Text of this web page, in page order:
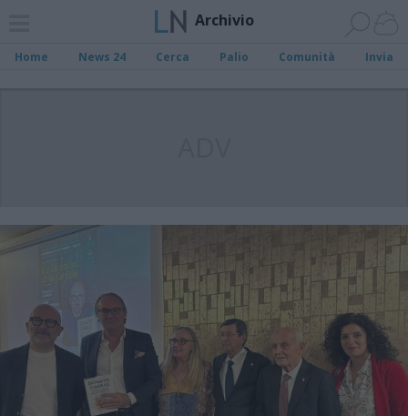
Archivio
Home News 24 Cerca Palio Comunità Invia